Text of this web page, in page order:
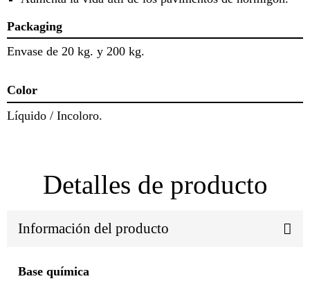
Packaging
Envase de 20 kg. y 200 kg.
Color
Líquido / Incoloro.
Detalles de producto
Información del producto
Base química